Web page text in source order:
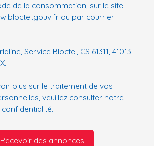
de la consommation, sur le site
ou par courrier
Service Bloctel, CS 61311, 41013
plus sur le traitement de vos
veuillez consulter notre
confidentialité.
Recevoir des annonces